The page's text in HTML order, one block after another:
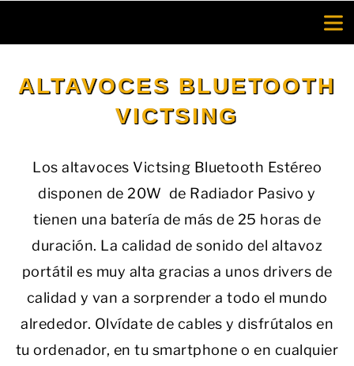
ALTAVOCES BLUETOOTH
VICTSING
Los altavoces Victsing Bluetooth Estéreo
disponen de 20W de Radiador Pasivo y
tienen una batería de más de 25 horas de
duración. La calidad de sonido del altavoz
portátil es muy alta gracias a unos drivers de
calidad y van a sorprender a todo el mundo
alrededor. Olvídate de cables y disfrútalos en
tu ordenador, en tu smartphone o en cualquier